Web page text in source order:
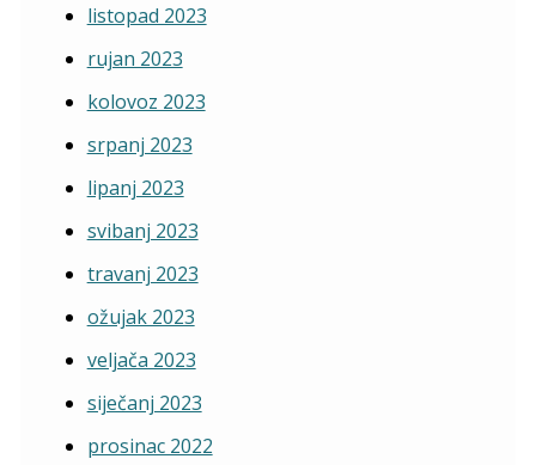
listopad 2023
rujan 2023
kolovoz 2023
srpanj 2023
lipanj 2023
svibanj 2023
travanj 2023
ožujak 2023
veljača 2023
siječanj 2023
prosinac 2022